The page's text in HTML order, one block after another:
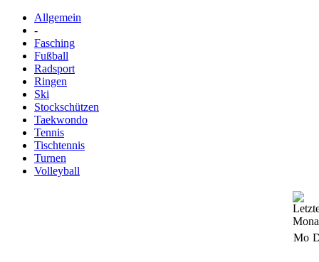
Allgemein
-
Fasching
Fußball
Radsport
Ringen
Ski
Stockschützen
Taekwondo
Tennis
Tischtennis
Turnen
Volleyball
Mo